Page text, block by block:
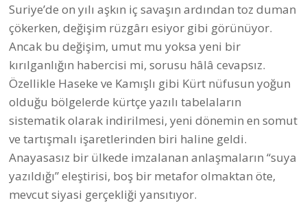
Suriye’de on yılı aşkın iç savaşın ardından toz duman
çökerken, değişim rüzgârı esiyor gibi görünüyor.
Ancak bu değişim, umut mu yoksa yeni bir
kırılganlığın habercisi mi, sorusu hâlâ cevapsız.
Özellikle Haseke ve Kamışlı gibi Kürt nüfusun yoğun
olduğu bölgelerde kürtçe yazılı tabelaların
sistematik olarak indirilmesi, yeni dönemin en somut
ve tartışmalı işaretlerinden biri haline geldi.
Anayasasız bir ülkede imzalanan anlaşmaların “suya
yazıldığı” eleştirisi, boş bir metafor olmaktan öte,
mevcut siyasi gerçekliği yansıtıyor.